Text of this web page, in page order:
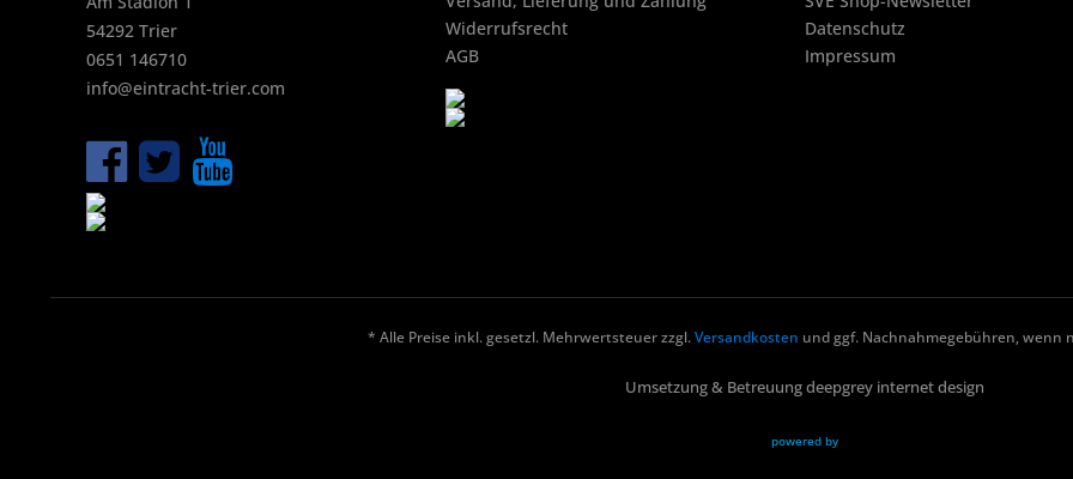
54292 Trier
0651 146710
info@eintracht-trier.com
Widerrufsrecht
AGB
Datenschutz
Impressum
* Alle Preise inkl. gesetzl. Mehrwertsteuer zzgl.Versandkosten und ggf. Nachnahmegebühren, wenn
Umsetzung & Betreuung deepgrey internet design
powered by